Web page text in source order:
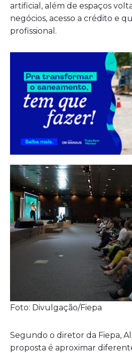
artificial, além de espaços
negócios, acesso a crédito e
profissional.
Foto: Divulgação/Fiepa
Segundo o diretor da Fiepa,
proposta é aproximar